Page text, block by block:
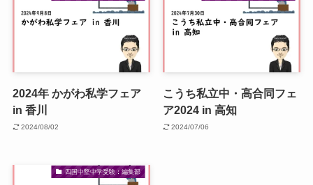
2024年 かがわ私学フェア
in 香川
2024/08/02
こうち私立中・高合同フェ
ア2024 in 高知
2024/07/06
四国中堅中学受験：編集部